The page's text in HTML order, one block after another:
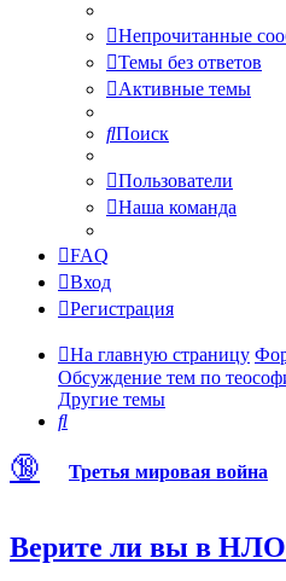
Непрочитанные
Темы без ответов
Активные темы
Поиск
Пользователи
Наша команда
FAQ
Вход
Регистрация
На главную страницу
Обсуждение тем по
Другие темы
Поиск
🔞 Третья мировая война
Верите ли вы в